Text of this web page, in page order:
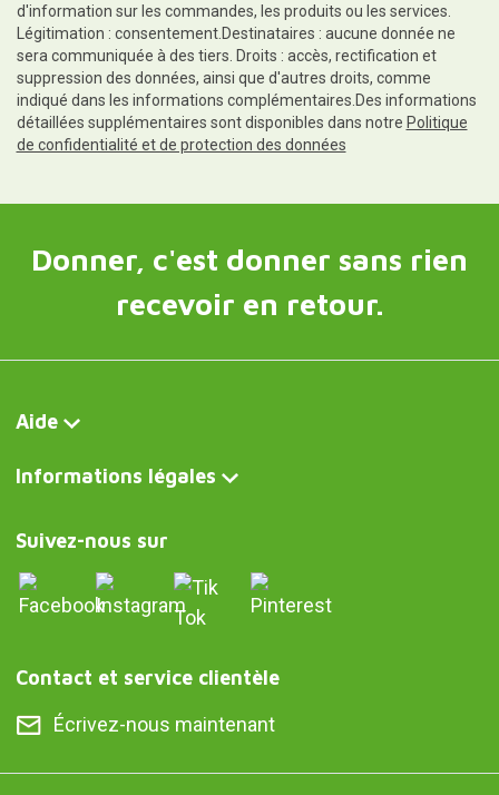
d'information sur les commandes, les produits ou les services.
Légitimation : consentement.Destinataires : aucune donnée ne
sera communiquée à des tiers. Droits : accès, rectification et
suppression des données, ainsi que d'autres droits, comme
indiqué dans les informations complémentaires.Des informations
détaillées supplémentaires sont disponibles dans notre Politique
de confidentialité et de protection des données
Donner, c'est donner sans rien
recevoir en retour.
Aide
Informations légales
Suivez-nous sur
Contact et service clientèle
Écrivez-nous maintenant